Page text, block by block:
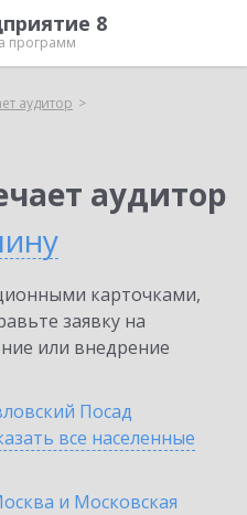
8
программ
аудитор
аудитор
карточками,
заявку на
или внедрение
Посад
все населенные
и Московская